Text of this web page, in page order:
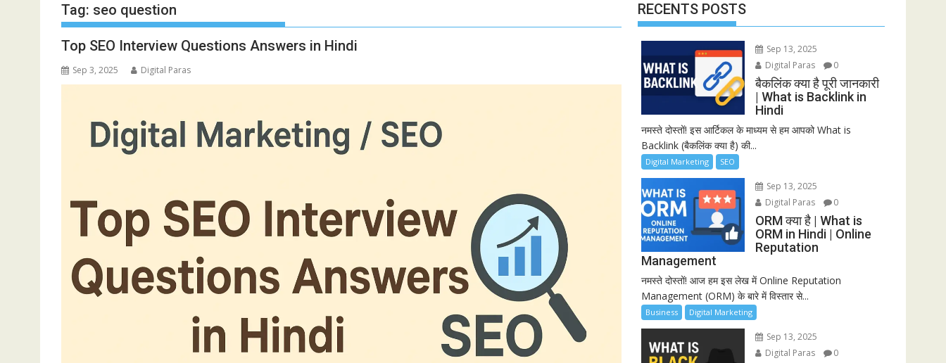
Tag: seo question
Top SEO Interview Questions Answers in Hindi
Sep 3, 2025 Digital Paras
RECENTS POSTS
Sep 13, 2025
Digital Paras
0
बैकलिंक क्या है पूरी जानकारी
| What is Backlink in
Hindi
नमस्ते दोस्तों! इस आर्टिकल के माध्यम से हम आपको What is
Backlink (बैकलिंक क्या है) की...
Digital Marketing SEO
Sep 13, 2025
Digital Paras
0
ORM क्या है | What is
ORM in Hindi | Online
Reputation
Management
नमस्ते दोस्तों! आज हम इस लेख में Online Reputation
Management (ORM) के बारे में विस्तार से...
Business Digital Marketing
Sep 13, 2025
Digital Paras
0